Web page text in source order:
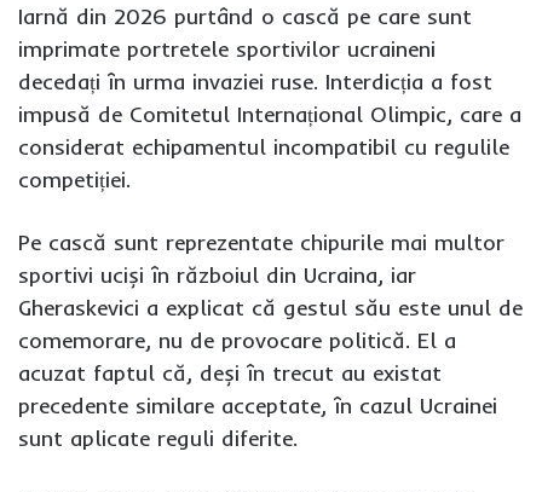
Iarnă din 2026 purtând o cască pe care sunt
imprimate portretele sportivilor ucraineni
decedați în urma invaziei ruse. Interdicția a fost
impusă de Comitetul Internațional Olimpic, care a
considerat echipamentul incompatibil cu regulile
competiției.
Pe cască sunt reprezentate chipurile mai multor
sportivi uciși în războiul din Ucraina, iar
Gheraskevici a explicat că gestul său este unul de
comemorare, nu de provocare politică. El a
acuzat faptul că, deși în trecut au existat
precedente similare acceptate, în cazul Ucrainei
sunt aplicate reguli diferite.